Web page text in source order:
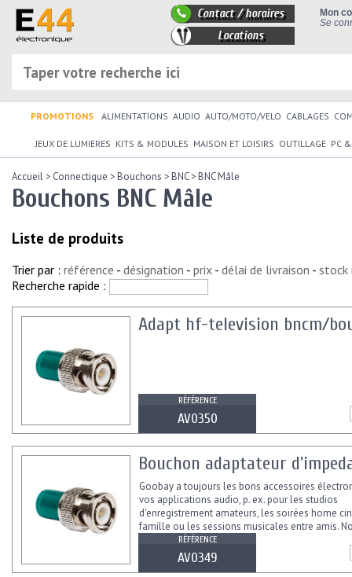
Mon
Se
Contact / horaires
Locations
PROMOTIONS ALIMENTATIONS AUDIO AUTO/MOTO/VELO CABLAGES
JEUX DE LUMIERES KITS & MODULES MAISON ET LOISIRS OUTILLAGE PC
Accueil > Connectique >Bouchons >BNC>BNC Mâle
Bouchons BNC Mâle
Liste de produits
Trier par : référence - désignation - prix - délai de livraison - stock
Recherche rapide :
Adapt hf-television bncm/
RÉFÉRENCE
AV0350
Bouchon adaptateur
Goobay a toujours les bons accessoires
vos applications audio, p. ex. pour les studios
d'enregistrement amateurs, les soirées home
famille ou les sessions musicales entre amis.
transmettent les signaux audio...
RÉFÉRENCE
AV0349